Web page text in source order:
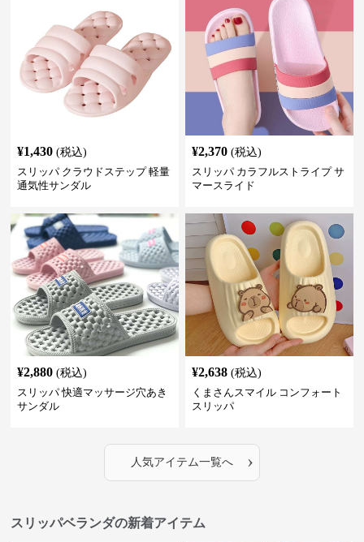
¥1,430 (税込)
スリッパ クラウドステップ 軽量
通気性サンダル
¥2,370 (税込)
スリッパ カラフルストライプ サ
マースライド
¥2,880 (税込)
スリッパ 快適マッサージ穴あき
サンダル
¥2,638 (税込)
くまさんスマイル コンフォート
スリッパ
人気アイテム一覧へ ›
スリッパベランダの新着アイテム